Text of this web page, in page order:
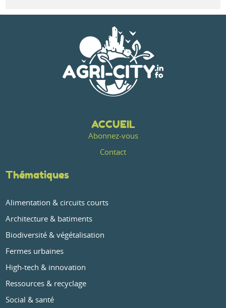
ACCUEIL
Abonnez-vous
Contact
Thématiques
Alimentation & circuits courts
Architecture & batiments
Biodiversité & végétalisation
Fermes urbaines
High-tech & innovation
Ressources & recyclage
Social & santé